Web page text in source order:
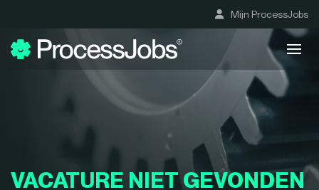
Mijn ProcessJobs
VACATURE NIET GEVONDEN